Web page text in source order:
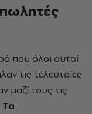
πωλητές
που όλοι αυτοί
τις τελευταίες
μαζί τους τις
Τα